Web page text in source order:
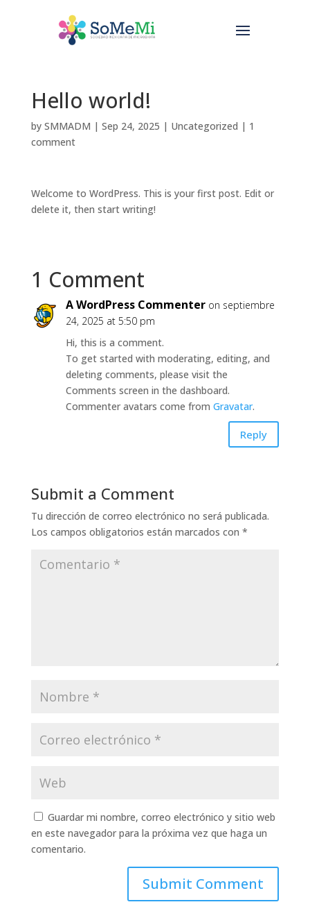
Hello world!
by SMMADM | Sep 24, 2025 | Uncategorized | 1
comment
Welcome to WordPress. This is your first post. Edit or
delete it, then start writing!
1 Comment
A WordPress Commenter on septiembre
24, 2025 at 5:50 pm
Hi, this is a comment.
To get started with moderating, editing, and
deleting comments, please visit the
Comments screen in the dashboard.
Commenter avatars come from Gravatar.
Reply
Submit a Comment
Tu dirección de correo electrónico no será publicada.
Los campos obligatorios están marcados con *
Guardar mi nombre, correo electrónico y sitio web
en este navegador para la próxima vez que haga un
comentario.